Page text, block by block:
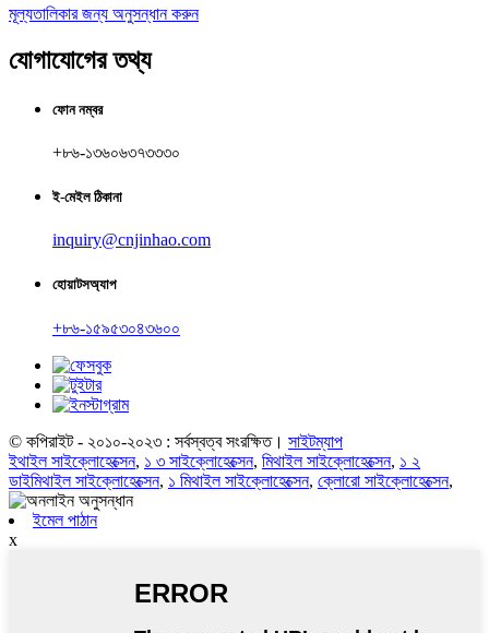
মূল্যতালিকার জন্য অনুসন্ধান করুন
যোগাযোগের তথ্য
ফোন নম্বর
+৮৬-১৩৬০৬৩৭৩৩৩০
ই-মেইল ঠিকানা
inquiry@cnjinhao.com
হোয়াটসঅ্যাপ
+৮৬-১৫৯৫৩০৪৩৬০০
© কপিরাইট - ২০১০-২০২৩ : সর্বস্বত্ব সংরক্ষিত। সাইটম্যাপ
ইথাইল সাইক্লোহেক্সেন, ১ ৩ সাইক্লোহেক্সেন, মিথাইল সাইক্লোহেক্সেন, ১ ২
ডাইমিথাইল সাইক্লোহেক্সেন, ১ মিথাইল সাইক্লোহেক্সেন, ক্লোরো সাইক্লোহেক্সেন,
ইমেল পাঠান
x